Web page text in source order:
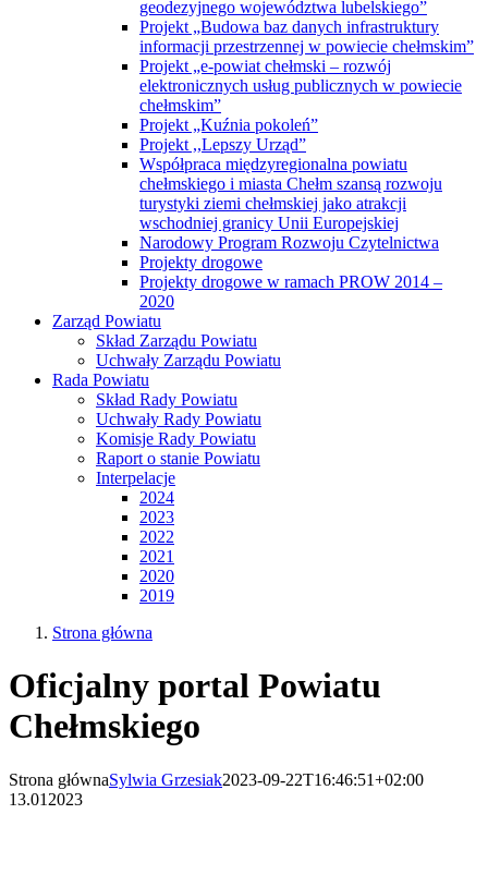
geodezyjnego województwa lubelskiego”
Projekt „Budowa baz danych infrastruktury
informacji przestrzennej w powiecie chełmskim”
Projekt „e-powiat chełmski – rozwój
elektronicznych usług publicznych w powiecie
chełmskim”
Projekt „Kuźnia pokoleń”
Projekt ,,Lepszy Urząd”
Współpraca międzyregionalna powiatu
chełmskiego i miasta Chełm szansą rozwoju
turystyki ziemi chełmskiej jako atrakcji
wschodniej granicy Unii Europejskiej
Narodowy Program Rozwoju Czytelnictwa
Projekty drogowe
Projekty drogowe w ramach PROW 2014 –
2020
Zarząd Powiatu
Skład Zarządu Powiatu
Uchwały Zarządu Powiatu
Rada Powiatu
Skład Rady Powiatu
Uchwały Rady Powiatu
Komisje Rady Powiatu
Raport o stanie Powiatu
Interpelacje
2024
2023
2022
2021
2020
2019
Strona główna
Oficjalny portal Powiatu
Chełmskiego
Strona głównaSylwia Grzesiak2023-09-22T16:46:51+02:00
13.01 2023